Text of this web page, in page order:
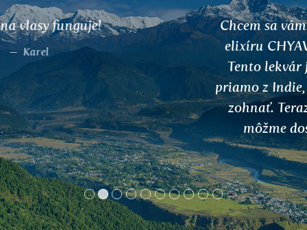
Chcem sa vám poďakovať za zaradenie
elixíru CHYAWANPRASH do ponuky.
Tento lekvár je úžasný. Mala som ho
priamo z Indie, odvtedy ho neviem nikde
zohnať. Teraz sa vytešujem, že ho už
môžme dostať aj na Slovensku.
Dáša